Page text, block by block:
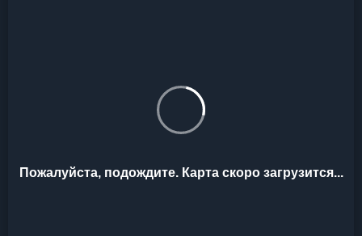
Пожалуйста, подождите. Карта скоро загрузится...